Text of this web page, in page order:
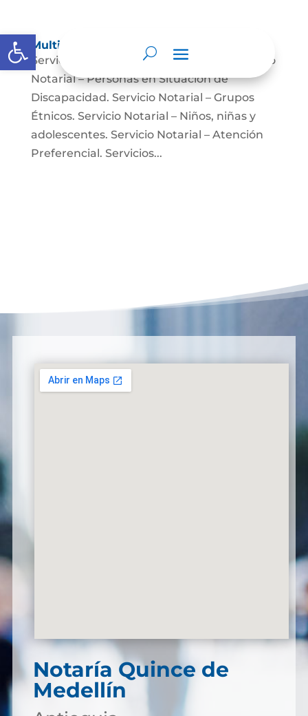
Abrir barra de herramientas
Multimedia
Servicio Notarial – Fuerzas Militares. Servicio
Notarial – Personas en Situación de
Discapacidad. Servicio Notarial – Grupos
Étnicos. Servicio Notarial – Niños, niñas y
adolescentes. Servicio Notarial – Atención
Preferencial. Servicios...
Notaría Quince de
Medellín